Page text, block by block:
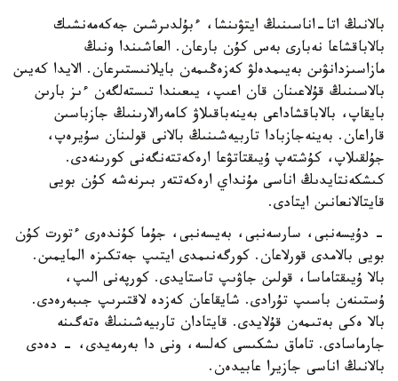
بالانىڭ اتا-اناسىنىڭ ايتۋىنشا، ءبۇلدىرشىن جەكەمەنشىك
بالاباقشاعا نەبارى بەس كۇن بارعان. العاشىندا ونىڭ
مازاسىزدانۋىن بەيىمدەلۋ كەزەڭىمەن بايلانىستىرعان. الايدا كەيىن
بالاسىنىڭ قۇلاعىنان قان اعىپ، يىعىندا تىستەلگەن ءىز بارىن
بايقاپ، بالاباقشاداعى بەينەباقىلاۋ كامەرالارىنىڭ جازباسىن
قاراعان. بەينەجازبادا تاربيەشىنىڭ بالانى قولىنان سۇيرەپ،
جۇلقىلاپ، كۇشتەپ ۇيىقتاتۋعا ارەكەتتەنگەنى كورىنەدى.
كىشكەنتايدىڭ اناسى مۇنداي ارەكەتتەر بىرنەشە كۇن بويى
قايتالانعانىن ايتادى.
- دۇيسەنبى، سارسەنبى، بەيسەنبى، جۇما كۇندەرى ءتورت كۇن
بويى بالامدى قورلاعان. كورگەنىمدى ايتىپ جەتكىزە المايمىن.
بالا ۇيىقتاماسا، قولىن جاۋىپ تاستايدى. كورپەنى الىپ،
ۇستىنەن باسىپ تۇرادى. شايقاعان كەزدە لاقتىرىپ جىبەرەدى.
بالا ەكى بەتىمەن قۇلايدى. قايتادان تاربيەشىنىڭ ەتەگىنە
جارماسادى. تاماق ىشكىسى كەلسە، ونى دا بەرمەيدى، - دەدى
بالانىڭ اناسى جازيرا عابيدەن.